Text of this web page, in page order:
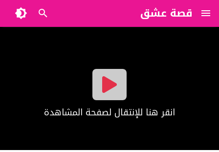
قصة عشق
?>
انقر هنا للإنتقال لصفحة المشاهدة